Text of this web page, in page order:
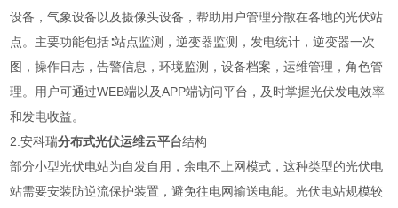
设备，气象设备以及摄像头设备，帮助用户管理分散在各地的光伏站
点。主要功能包括∶站点监测，逆变器监测，发电统计，逆变器一次
图，操作日志，告警信息，环境监测，设备档案，运维管理，角色管
理。用户可通过WEB端以及APP端访问平台，及时掌握光伏发电效率
和发电收益。
2.安科瑞分布式光伏运维云平台结构
部分小型光伏电站为自发自用，余电不上网模式，这种类型的光伏电
站需要安装防逆流保护装置，避免往电网输送电能。光伏电站规模较